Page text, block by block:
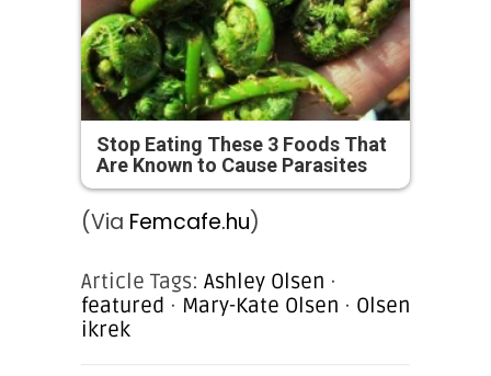
Stop Eating These 3 Foods That
Are Known to Cause Parasites
(Via Femcafe.hu)
Article Tags: Ashley Olsen ·
featured · Mary-Kate Olsen · Olsen
ikrek